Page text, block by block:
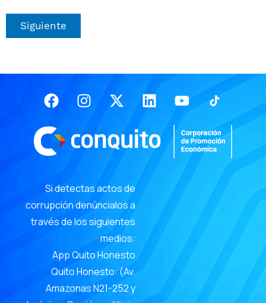
Siguiente
FacebookInstagram
X-
twitter
LinkedinYoutube
Si detectas actos de
corrupción denúncialos a
través de los siguientes
medios:
App Quito Honesto
Quito Honesto: (Av.
Amazonas N21-252 y